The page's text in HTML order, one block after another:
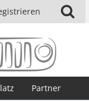
Partner